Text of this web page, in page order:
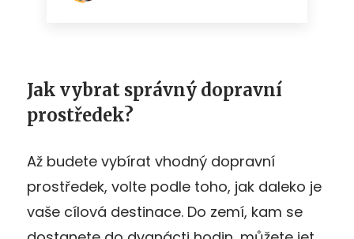
Jak vybrat správný dopravní
prostředek?
Až budete vybírat vhodný dopravní
prostředek, volte podle toho, jak daleko je
vaše cílová destinace. Do zemí, kam se